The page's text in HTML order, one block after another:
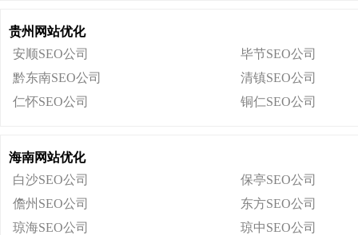
贵州网站优化
安顺SEO公司
毕节SEO公司
黔东南SEO公司
清镇SEO公司
仁怀SEO公司
铜仁SEO公司
海南网站优化
白沙SEO公司
保亭SEO公司
儋州SEO公司
东方SEO公司
琼海SEO公司
琼中SEO公司